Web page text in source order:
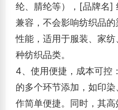
纶、腈纶等），[品牌名]
兼容，不会影响纺织品
性能，适用于服装、家
种纺织品类。
4、使用便捷，成本可控
的多个环节添加，如印
作简单便捷。同时，其